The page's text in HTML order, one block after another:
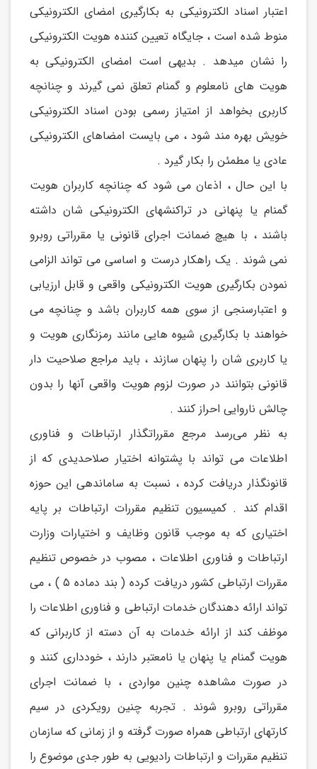
اعتبار اسناد الکترونیکی به بکارگیری امضای الکترونیکی
منوط شده است ، جایگاه تعیین کننده هویت الکترونیکی
را نشان میدهد . بدیهی است امضای الکترونیکی به
هویت های نامعلوم و گمنام تعلق نمی گیرند و چنانچه
کاربری بخواهد از امتیاز رسمی بودن اسناد الکترونیکی
خویش بهره مند شود ، می بایست امضاهای الکترونیکی
عادی یا مطمئن را بکار گیرد .
با این حال ، اذعان می شود که چنانچه کاربران هویت
گمنام یا پنهانی در تراکنشهای الکترونیکی شان داشته
باشند ، با هیچ ضمانت اجرای قانونی یا مقرراتی روبرو
نمی شوند . یک راهکار درست و اساسی می تواند الزامی
نمودن بکارگیری هویت الکترونیکی واقعی و قابل ارزیابی
و اعتبارسنجی از سوی همه کاربران باشد و چنانچه می
خواهند با بکارگیری شیوه هایی مانند رمزنگاری هویت و
یا کاربری شان را پنهان سازند ، باید مراجع صلاحيت دار
قانونی بتوانند در صورت لزوم هویت واقعی آنها را بدون
چالش ناروایی احراز کنند .
به نظر می‌رسد مرجع مقرراتگذار ارتباطات و فناوری
اطلاعات می تواند با پشتوانه اختیار صلاحدیدی که از
قانونگذار دریافت کرده ، نسبت به ساماندهی این حوزه
اقدام کند . کمیسیون تنظیم مقررات ارتباطات بر پایه
اختیاری که به موجب قانون وظایف و اختیارات وزارت
ارتباطات و فناوری اطلاعات ، مصوب در خصوص تنظیم
مقررات ارتباطی کشور دریافت کرده ( بند دماده ۵ ) ، می
تواند ارائه دهندگان خدمات ارتباطی و فناوری اطلاعات را
موظف کند از ارائه خدمات به آن دسته از کاربرانی که
هویت گمنام یا پنهان یا نامعتبر دارند ، خودداری کنند و
در صورت مشاهده چنین مواردی ، با ضمانت اجرای
مقرراتی روبرو شوند . تجربه چنین رویکردی در سیم
کارتهای ارتباطی همراه صورت گرفته و از زمانی که سازمان
تنظیم مقررات و ارتباطات رادیویی به طور جدی موضوع را